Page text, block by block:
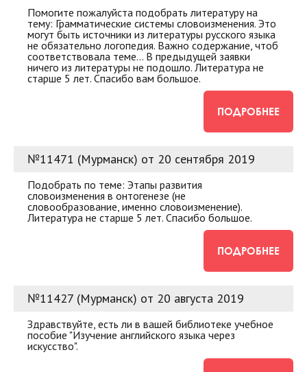
Помогите пожалуйста подобрать литературу на
тему: Грамматические системы словоизменения. Это
могут быть источники из литературы русского языка
не обязательно логопедия. Важно содержание, чтоб
соответствовала теме... В предыдущей заявки
ничего из литературы не подошло. Литература не
старше 5 лет. Спасибо вам большое.
ПОДРОБНЕЕ
№11471 (Мурманск) от 20 сентября 2019
Подобрать по теме: Этапы развития
словоизменения в онтогенезе (не
словообразование, именно словоизменение).
Литература не старше 5 лет. Спасибо большое.
ПОДРОБНЕЕ
№11427 (Мурманск) от 20 августа 2019
Здравствуйте, есть ли в вашей библиотеке учебное
пособие "Изучение английского языка через
искусство".